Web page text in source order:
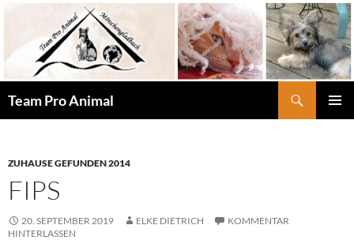
springen
Team Pro Animal
ZUHAUSE GEFUNDEN 2014
FIPS
20. SEPTEMBER 2019 ELKE DIETRICH
KOMMENTAR
HINTERLASSEN